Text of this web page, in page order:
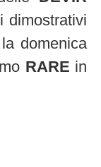
dimostrativi
domenica
RARE in